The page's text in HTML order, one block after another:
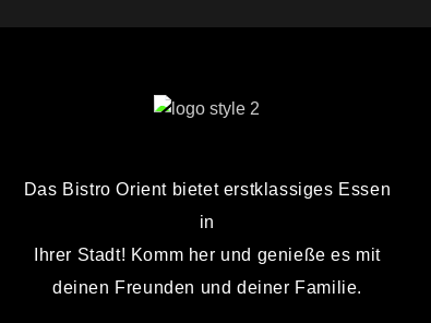
Das Bistro Orient bietet erstklassiges Essen
in
Ihrer Stadt! Komm her und genieße es mit
deinen Freunden und deiner Familie.